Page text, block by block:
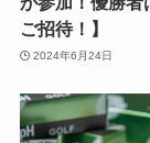
ご招待！】
2024年6月24日